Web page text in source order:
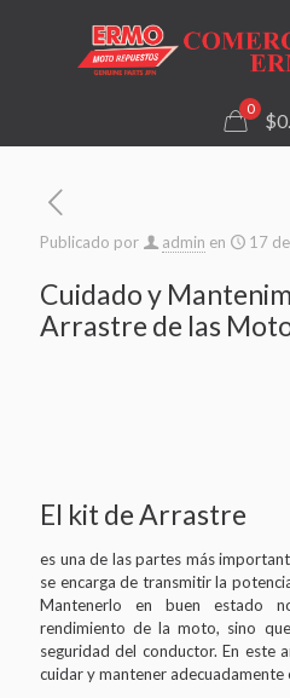
0
Publicado por admin en 17
Cuidado y
Arrastre de las
El kit de Arrastre
es una de las partes más
se encarga de transmitir la
Mantenerlo en buen estado
rendimiento de la moto, sino
seguridad del conductor. En este
cuidar y mantener